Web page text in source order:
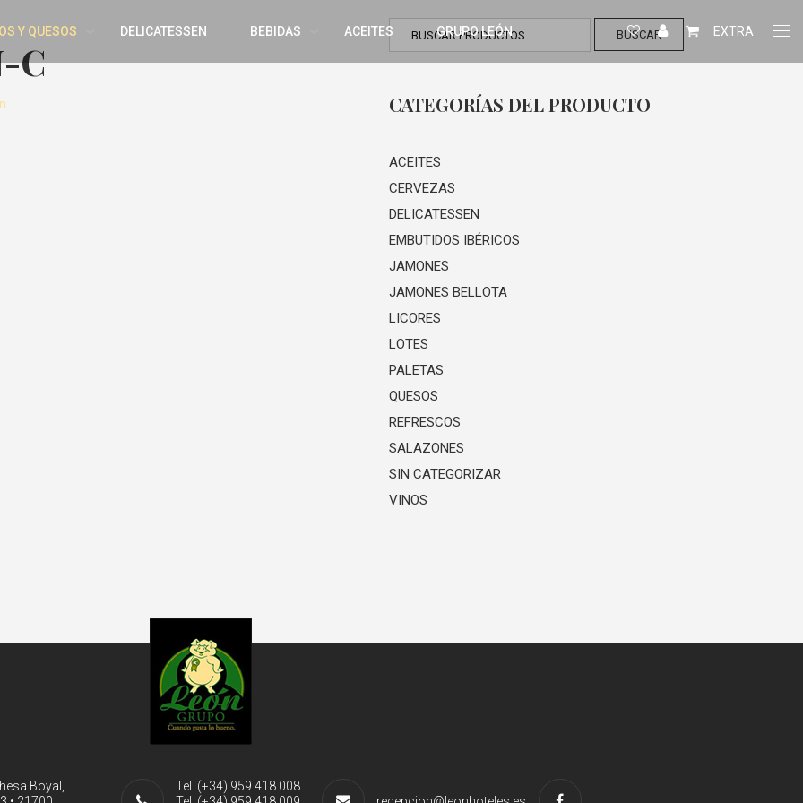
Y QUESOS DELICATESSEN BEBIDAS ACEITES GRUPO LEÓN EXTRA
C
BUSCAR
CATEGORÍAS DEL PRODUCTO
ACEITES
CERVEZAS
DELICATESSEN
EMBUTIDOS IBÉRICOS
JAMONES
JAMONES BELLOTA
LICORES
LOTES
PALETAS
QUESOS
REFRESCOS
SALAZONES
SIN CATEGORIZAR
VINOS
Boyal,
Tel. (+34) 959 418 008